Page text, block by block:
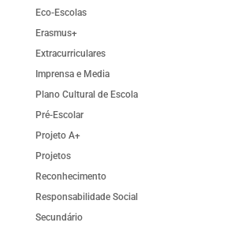
Eco-Escolas
Erasmus+
Extracurriculares
Imprensa e Media
Plano Cultural de Escola
Pré-Escolar
Projeto A+
Projetos
Reconhecimento
Responsabilidade Social
Secundário